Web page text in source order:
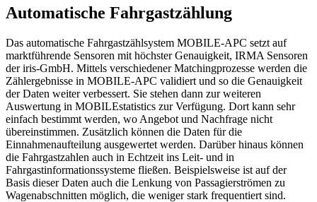
Automatische Fahrgastzählung
Das automatische Fahrgastzählsystem MOBILE-APC setzt auf
marktführende Sensoren mit höchster Genauigkeit, IRMA Sensoren
der iris-GmbH. Mittels verschiedener Matchingprozesse werden die
Zählergebnisse in MOBILE-APC validiert und so die Genauigkeit
der Daten weiter verbessert. Sie stehen dann zur weiteren
Auswertung in MOBILEstatistics zur Verfügung. Dort kann sehr
einfach bestimmt werden, wo Angebot und Nachfrage nicht
übereinstimmen. Zusätzlich können die Daten für die
Einnahmenaufteilung ausgewertet werden. Darüber hinaus können
die Fahrgastzahlen auch in Echtzeit ins Leit- und in
Fahrgastinformationssysteme fließen. Beispielsweise ist auf der
Basis dieser Daten auch die Lenkung von Passagierströmen zu
Wagenabschnitten möglich, die weniger stark frequentiert sind.